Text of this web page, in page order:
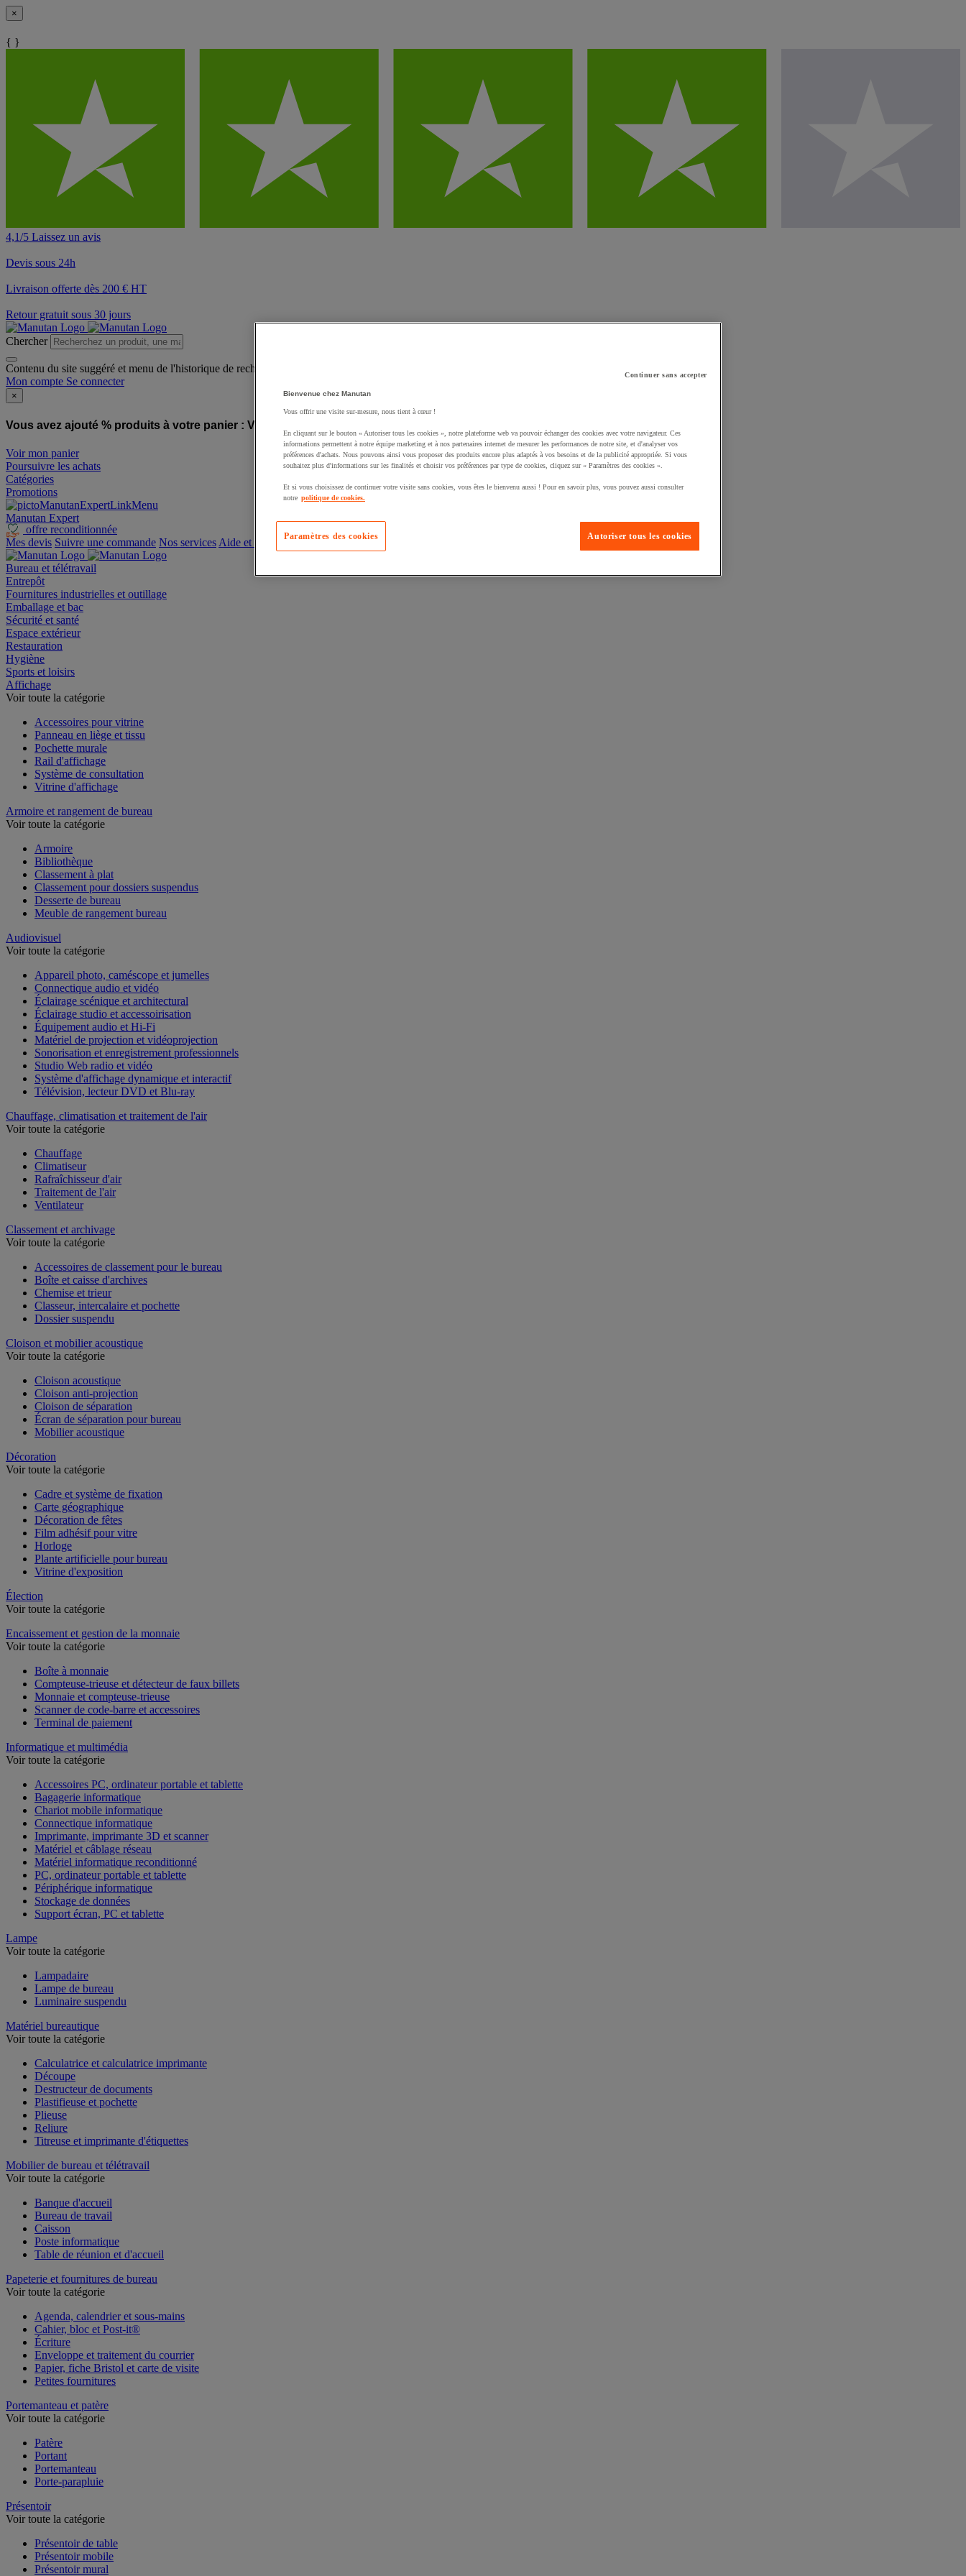
×
{ }
4,1/5 Laissez un avis
Devis sous 24h
Livraison offerte dès 200 € HT
Retour gratuit sous 30 jours
Chercher
Contenu du site suggéré et menu de l'historique de recherche
Mon compte Se connecter
×
Vous avez ajouté % produits à votre panier : Vous avez ajouté un produit à votre panier :
Voir mon panier
Poursuivre les achats
Catégories
Promotions
Manutan Expert
offre reconditionnée
Mes devis Suivre une commande Nos services Aide et contact
Bureau et télétravail
Entrepôt
Fournitures industrielles et outillage
Emballage et bac
Sécurité et santé
Espace extérieur
Restauration
Hygiène
Sports et loisirs
Affichage
Voir toute la catégorie
Accessoires pour vitrine
Panneau en liège et tissu
Pochette murale
Rail d'affichage
Système de consultation
Vitrine d'affichage
Armoire et rangement de bureau
Voir toute la catégorie
Armoire
Bibliothèque
Classement à plat
Classement pour dossiers suspendus
Desserte de bureau
Meuble de rangement bureau
Audiovisuel
Voir toute la catégorie
Appareil photo, caméscope et jumelles
Connectique audio et vidéo
Éclairage scénique et architectural
Éclairage studio et accessoirisation
Équipement audio et Hi-Fi
Matériel de projection et vidéoprojection
Sonorisation et enregistrement professionnels
Studio Web radio et vidéo
Système d'affichage dynamique et interactif
Télévision, lecteur DVD et Blu-ray
Chauffage, climatisation et traitement de l'air
Voir toute la catégorie
Chauffage
Climatiseur
Rafraîchisseur d'air
Traitement de l'air
Ventilateur
Classement et archivage
Voir toute la catégorie
Accessoires de classement pour le bureau
Boîte et caisse d'archives
Chemise et trieur
Classeur, intercalaire et pochette
Dossier suspendu
Cloison et mobilier acoustique
Voir toute la catégorie
Cloison acoustique
Cloison anti-projection
Cloison de séparation
Écran de séparation pour bureau
Mobilier acoustique
Décoration
Voir toute la catégorie
Cadre et système de fixation
Carte géographique
Décoration de fêtes
Film adhésif pour vitre
Horloge
Plante artificielle pour bureau
Vitrine d'exposition
Élection
Voir toute la catégorie
Encaissement et gestion de la monnaie
Voir toute la catégorie
Boîte à monnaie
Compteuse-trieuse et détecteur de faux billets
Monnaie et compteuse-trieuse
Scanner de code-barre et accessoires
Terminal de paiement
Informatique et multimédia
Voir toute la catégorie
Accessoires PC, ordinateur portable et tablette
Bagagerie informatique
Chariot mobile informatique
Connectique informatique
Imprimante, imprimante 3D et scanner
Matériel et câblage réseau
Matériel informatique reconditionné
PC, ordinateur portable et tablette
Périphérique informatique
Stockage de données
Support écran, PC et tablette
Lampe
Voir toute la catégorie
Lampadaire
Lampe de bureau
Luminaire suspendu
Matériel bureautique
Voir toute la catégorie
Calculatrice et calculatrice imprimante
Découpe
Destructeur de documents
Plastifieuse et pochette
Plieuse
Reliure
Titreuse et imprimante d'étiquettes
Mobilier de bureau et télétravail
Voir toute la catégorie
Banque d'accueil
Bureau de travail
Caisson
Poste informatique
Table de réunion et d'accueil
Papeterie et fournitures de bureau
Voir toute la catégorie
Agenda, calendrier et sous-mains
Cahier, bloc et Post-it®
Écriture
Enveloppe et traitement du courrier
Papier, fiche Bristol et carte de visite
Petites fournitures
Portemanteau et patère
Voir toute la catégorie
Patère
Portant
Portemanteau
Porte-parapluie
Présentoir
Voir toute la catégorie
Présentoir de table
Présentoir mobile
Présentoir mural
Continuer sans accepter
Bienvenue chez Manutan
Vous offrir une visite sur-mesure, nous tient à cœur !
En cliquant sur le bouton « Autoriser tous les cookies », notre plateforme web va pouvoir échanger des cookies avec votre navigateur. Ces
informations permettent à notre équipe marketing et à nos partenaires internet de mesurer les performances de notre site, et d'analyser vos
préférences d'achats. Nous pouvons ainsi vous proposer des produits encore plus adaptés à vos besoins et de la publicité appropriée. Si vous
souhaitez plus d'informations sur les finalités et choisir vos préférences par type de cookies, cliquez sur « Paramètres des cookies ».
Et si vous choisissez de continuer votre visite sans cookies, vous êtes le bienvenu aussi ! Pour en savoir plus, vous pouvez aussi consulter
notre politique de cookies.
Autoriser tous les cookies
Paramètres des cookies